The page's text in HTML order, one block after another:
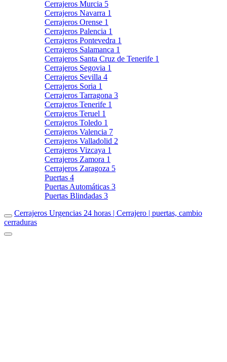
Cerrajeros Murcia 5
Cerrajeros Navarra 1
Cerrajeros Orense 1
Cerrajeros Palencia 1
Cerrajeros Pontevedra 1
Cerrajeros Salamanca 1
Cerrajeros Santa Cruz de Tenerife 1
Cerrajeros Segovia 1
Cerrajeros Sevilla 4
Cerrajeros Soria 1
Cerrajeros Tarragona 3
Cerrajeros Tenerife 1
Cerrajeros Teruel 1
Cerrajeros Toledo 1
Cerrajeros Valencia 7
Cerrajeros Valladolid 2
Cerrajeros Vizcaya 1
Cerrajeros Zamora 1
Cerrajeros Zaragoza 5
Puertas 4
Puertas Automáticas 3
Puertas Blindadas 3
Cerrajeros Urgencias 24 horas | Cerrajero | puertas, cambio
cerraduras